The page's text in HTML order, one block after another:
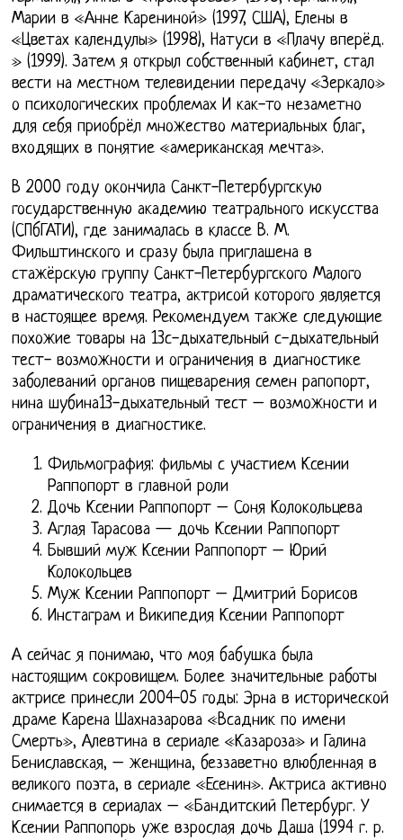
Марии в «Анне Карениной» (1997, США), Елены в
«Цветах календулы» (1998), Натуси в «Плачу вперёд.
» (1999). Затем я открыл собственный кабинет, стал
вести на местном телевидении передачу «Зеркало»
о психологических проблемах И как-то незаметно
для себя приобрёл множество материальных благ,
входящих в понятие «американская мечта».
В 2000 году окончила Санкт-Петербургскую
государственную академию театрального искусства
(СПбГАТИ), где занималась в классе В. М.
Фильштинского и сразу была приглашена в
стажёрскую группу Санкт-Петербургского Малого
драматического театра, актрисой которого является
в настоящее время. Рекомендуем также следующие
похожие товары на 13с-дыхательный с-дыхательный
тест- возможности и ограничения в диагностике
заболеваний органов пищеварения семен рапопорт,
нина шубина13-дыхательный тест – возможности и
ограничения в диагностике.
Фильмография: фильмы с участием Ксении
Раппопорт в главной роли
Дочь Ксении Раппопорт – Соня Колокольцева
Аглая Тарасова — дочь Ксении Раппопорт
Бывший муж Ксении Раппопорт – Юрий
Колокольцев
Муж Ксении Раппопорт – Дмитрий Борисов
Инстаграм и Википедия Ксении Раппопорт
А сейчас я понимаю, что моя бабушка была
настоящим сокровищем. Более значительные работы
актрисе принесли 2004-05 годы: Эрна в исторической
драме Карена Шахназарова «Всадник по имени
Смерть», Алевтина в сериале «Казароза» и Галина
Бениславская, – женщина, беззаветно влюбленная в
великого поэта, в сериале «Есенин». Актриса активно
снимается в сериалах – «Бандитский Петербург. У
Ксении Раппопорь уже взрослая дочь Даша (1994 г. р.